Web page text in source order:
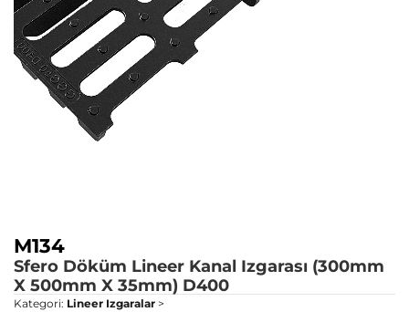
M134
Sfero Döküm Lineer Kanal Izgarası (300mm
X 500mm X 35mm) D400
Kategori: Lineer Izgaralar >